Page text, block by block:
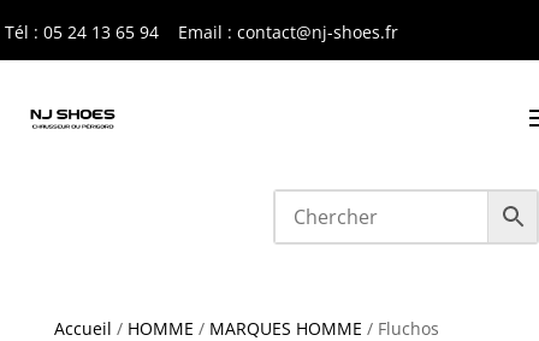
Tél : 05 24 13 65 94 Email : contact@nj-shoes.fr
Accueil / HOMME / MARQUES HOMME / Fluchos